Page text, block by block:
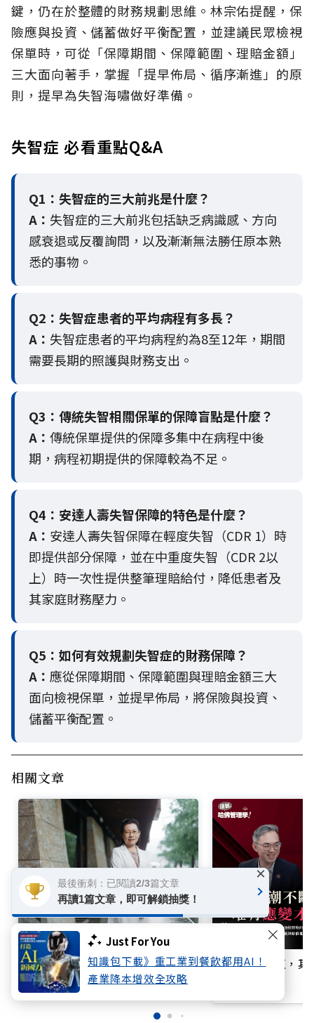
Just For You
知識包下載》重工業到餐飲都用AI！
產業降本增效全攻略
鍵，仍在於整體的財務規劃思維。 林宗佑提醒，保
險應與投資、儲蓄做好平衡配置，並建議民眾檢視
保單時，可從「保障期間、保障範圍、理賠金額」
三大面向著手，掌握「提早佈局、循序漸進」的原
則，提早為失智海嘯做好準備。
失智症 必看重點Q&A
Q1：失智症的三大前兆是什麼？
A： 失智症的三大前兆包括缺乏病識感、方向
感衰退或反覆詢問，以及漸漸無法勝任原本熟
悉的事物。
Q2： 失智症患者的平均病程有多長？
A： 失智症患者的平均病程約為8至12年，期間
需要長期的照護與財務支出。
Q3： 傳統失智相關保單的保障盲點是什麼？
A： 傳統保單提供的保障多集中在病程中後
期，病程初期提供的保障較為不足。
Q4： 安達人壽失智保障的特色是什麼？
A： 安達人壽失智保障在輕度失智（CDR 1）時
即提供部分保障，並在中重度失智（CDR 2以
上）時一次性提供整筆理賠給付，降低患者及
其家庭財務壓力。
Q5： 如何有效規劃失智症的財務保障？
A： 應從保障期間、保障範圍與理賠金額三大
面向檢視保單，並提早佈局，將保險與投資、
儲蓄平衡配置。
相關文章
爸媽老了還是病了？失智症前兆
別輕忽！神內專科醫師王培寧呼
籲把握大腦黃金期
EMBA的價值，
最後衝刺：已閱讀2/3篇文章
再讀1篇文章，即可解鎖抽獎！
×